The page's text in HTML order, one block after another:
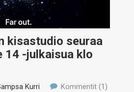
kisastudio seuraa
14 -julkaisua klo
Kurri Kommentit (1)